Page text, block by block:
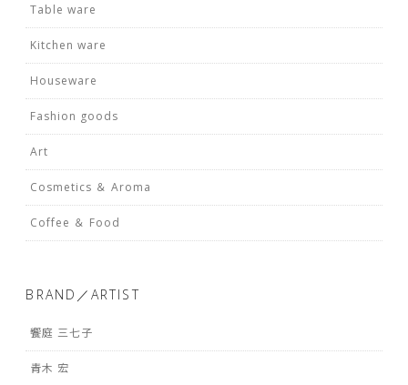
Table ware
Kitchen ware
Houseware
Fashion goods
Art
Cosmetics ＆ Aroma
Coffee ＆ Food
BRAND／ARTIST
饗庭 三七子
青木 宏